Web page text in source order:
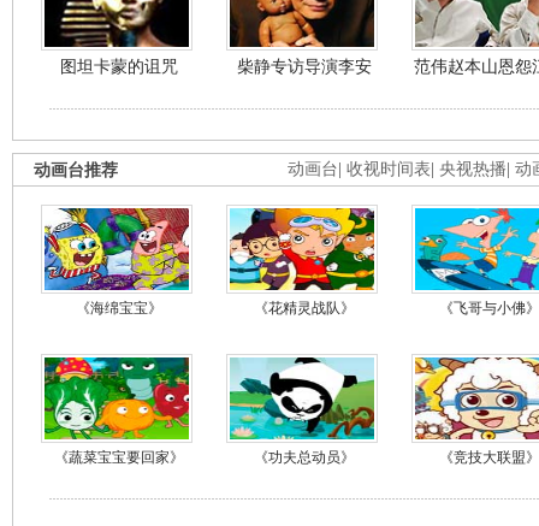
图坦卡蒙的诅咒 柴静专访导演李安 范伟赵本山恩怨
动画台 收视时间表 央视热播 动
动画台推荐
《海绵宝宝》 《花精灵战队》 《飞哥与小佛》
《蔬菜宝宝要回家》 《功夫总动员》 《竞技大联盟》